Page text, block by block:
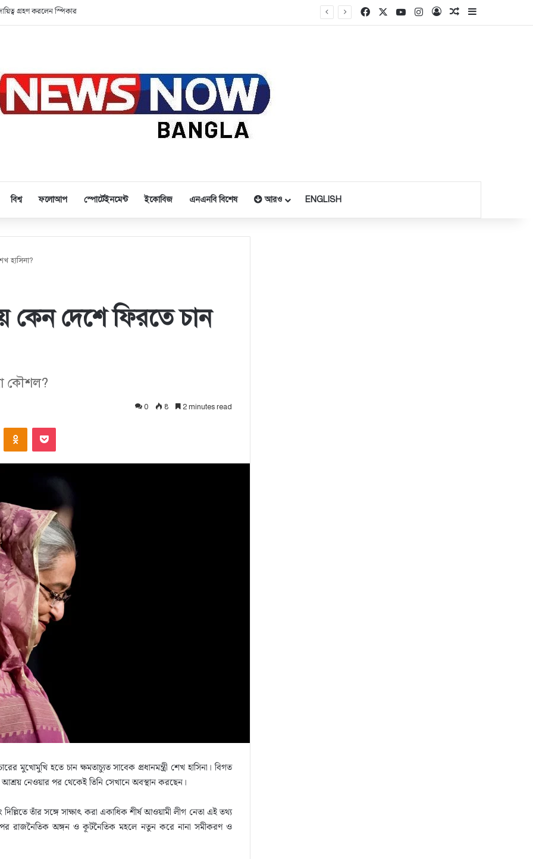
জুয়ায়, ফাঁদে নিঃস্ব তরুণ প্রজন্ম Facebook YouTubeInstagram
Log In Random Article
বিশ্ব ফলোআপ স্পোর্টেইনমেন্ট ইকোবিজ এনএনবি বিশেষ আরও ENGLISH
হাসিনা?
কেন দেশে ফিরতে চান
কৌশল?
0 8 2 minutes read
মুখোমুখি হতে চান ক্ষমতাচ্যুত সাবেক প্রধানমন্ত্রী শেখ হাসিনা। বিগত
নেওয়ার পর থেকেই তিনি সেখানে অবস্থান করছেন।
তাঁর সঙ্গে সাক্ষাৎ করা একাধিক শীর্ষ আওয়ামী লীগ নেতা এই তথ্য
পর রাজনৈতিক অঙ্গন ও কূটনৈতিক মহলে নতুন করে নানা সমীকরণ ও